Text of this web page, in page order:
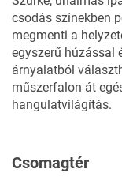
csodás színekben
megmenti a
egyszerű húzással
árnyalatból
műszerfalon át
hangulatvilágítás.
Csomagtér